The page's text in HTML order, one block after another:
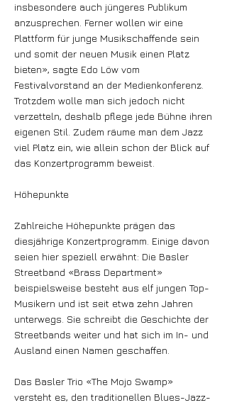
insbesondere auch jüngeres Publikum
anzusprechen. Ferner wollen wir eine
Plattform für junge Musikschaffende sein
und somit der neuen Musik einen Platz
bieten», sagte Edo Löw vom
Festivalvorstand an der Medienkonferenz.
Trotzdem wolle man sich jedoch nicht
verzetteln, deshalb pflege jede Bühne ihren
eigenen Stil. Zudem räume man dem Jazz
viel Platz ein, wie allein schon der Blick auf
das Konzertprogramm beweist.
Höhepunkte
Zahlreiche Höhepunkte prägen das
diesjährige Konzertprogramm. Einige davon
seien hier speziell erwähnt: Die Basler
Streetband «Brass Department»
beispielsweise besteht aus elf jungen Top-
Musikern und ist seit etwa zehn Jahren
unterwegs. Sie schreibt die Geschichte der
Streetbands weiter und hat sich im In- und
Ausland einen Namen geschaffen.
Das Basler Trio «The Mojo Swamp»
versteht es, den traditionellen Blues-Jazz-